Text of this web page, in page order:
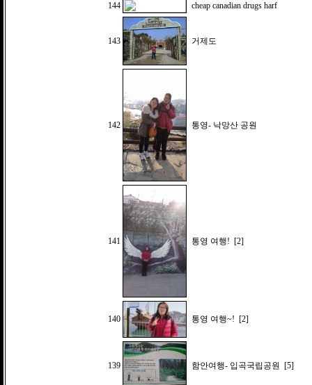
144
cheap canadian drugs harf
143 거제도
142 통영- 낙망산 공원
141 통영 여행! [2]
140 통영 여행~! [2]
139 함안여행- 입곡국립공원 [5]